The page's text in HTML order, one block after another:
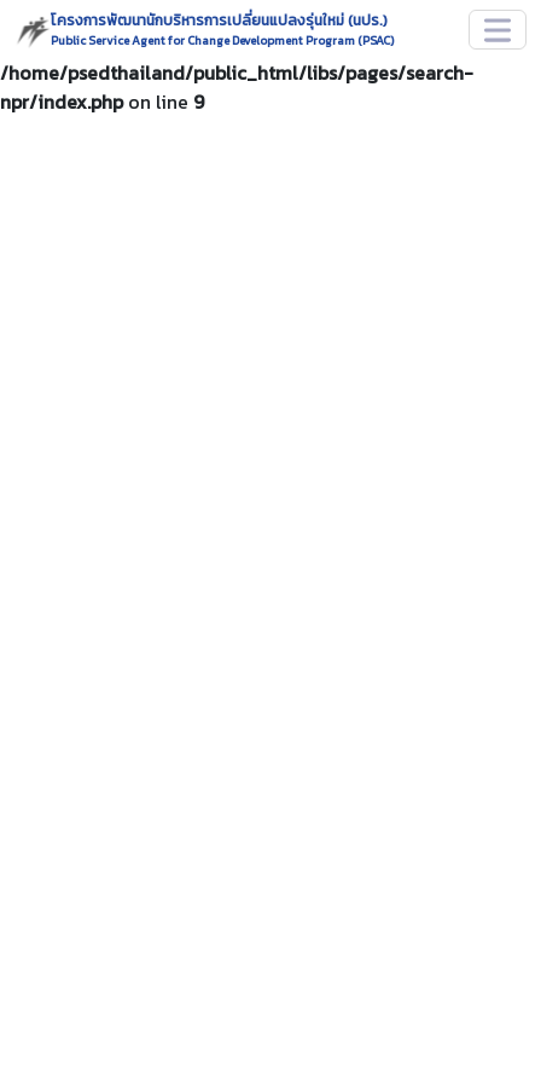
โครงการพัฒนานักบริหารการเปลี่ยนแปลงรุ่นใหม่ (นปร.)
Public Service Agent for Change Development Program (PSAC)
Parse error: syntax error, unexpected token "if" in
/home/psedthailand/public_html/libs/pages/search-
npr/index.phpon line 9